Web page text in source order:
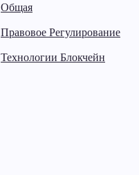
Общая
Правовое Регулирование
Технологии Блокчейн